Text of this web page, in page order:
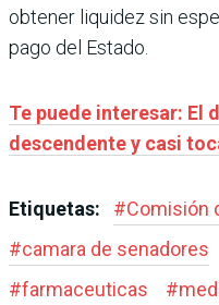
obtener liquidez sin
pago del Estado.
Te puede interesar: El
descendente y casi
Etiquetas: #Comisión
#camara de senadores
#farmaceuticas #